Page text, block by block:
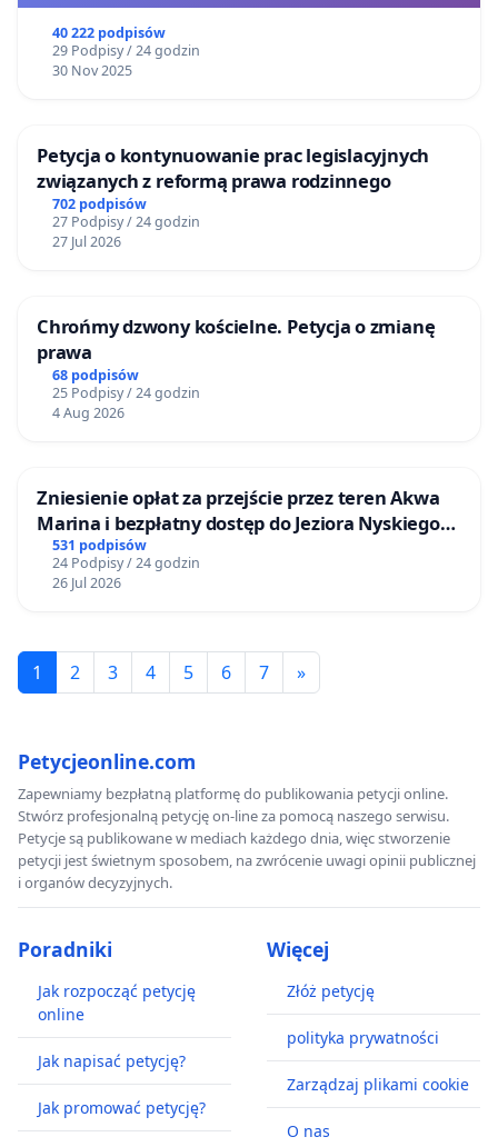
40 222 podpisów
29 Podpisy / 24 godzin
30 Nov 2025
Petycja o kontynuowanie prac legislacyjnych
związanych z reformą prawa rodzinnego
702 podpisów
27 Podpisy / 24 godzin
27 Jul 2026
Chrońmy dzwony kościelne. Petycja o zmianę
prawa
68 podpisów
25 Podpisy / 24 godzin
4 Aug 2026
Zniesienie opłat za przejście przez teren Akwa
Marina i bezpłatny dostęp do Jeziora Nyskiego
dla mieszkańców Gminy Nysa
531 podpisów
24 Podpisy / 24 godzin
26 Jul 2026
1 2 3 4 5 6 7 »
Petycjeonline.com
Zapewniamy bezpłatną platformę do publikowania petycji online.
Stwórz profesjonalną petycję on-line za pomocą naszego serwisu.
Petycje są publikowane w mediach każdego dnia, więc stworzenie
petycji jest świetnym sposobem, na zwrócenie uwagi opinii publicznej
i organów decyzyjnych.
Poradniki
Jak rozpocząć petycję
online
Jak napisać petycję?
Jak promować petycję?
Więcej
Złóż petycję
polityka prywatności
Zarządzaj plikami cookie
O nas